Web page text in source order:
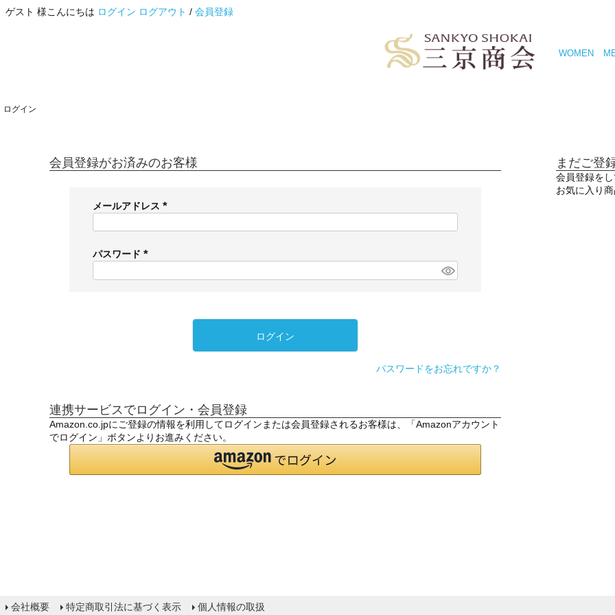
ゲスト 様こんにちは ログイン ログアウト / 会員登録
WOMEN
ログイン
会員登録がお済みのお客様
メールアドレス
必
)
パスワード
必
ログイン
パスワードをお忘れですか？
連携サービスでログイン・会員登録
Amazon.co.jpにご登録の情報を利用してログインまたは会員登録されるお客様は、「Amazonアカウント
でログイン」ボタンよりお進みください。
まだご登
会員登録を
お気に入り
会社概要 特定商取引法に基づく表示 個人情報の取扱